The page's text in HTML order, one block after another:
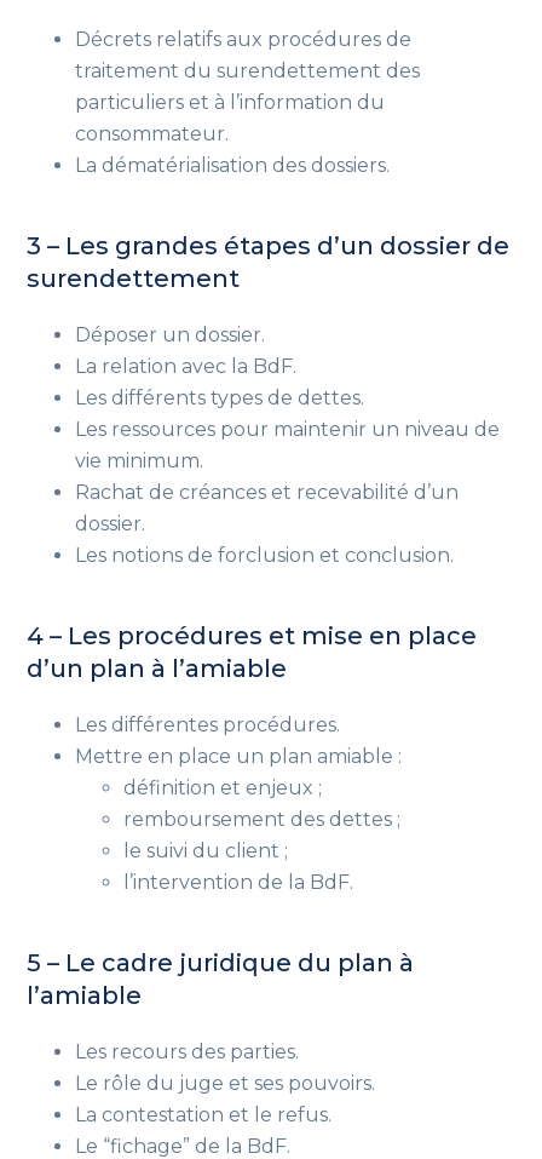
Décrets relatifs aux procédures de
traitement du surendettement des
particuliers et à l’information du
consommateur.
La dématérialisation des dossiers.
3 – Les grandes étapes d’un dossier de
surendettement
Déposer un dossier.
La relation avec la BdF.
Les différents types de dettes.
Les ressources pour maintenir un niveau de
vie minimum.
Rachat de créances et recevabilité d’un
dossier.
Les notions de forclusion et conclusion.
4 – Les procédures et mise en place
d’un plan à l’amiable
Les différentes procédures.
Mettre en place un plan amiable :
définition et enjeux ;
remboursement des dettes ;
le suivi du client ;
l’intervention de la BdF.
5 – Le cadre juridique du plan à
l’amiable
Les recours des parties.
Le rôle du juge et ses pouvoirs.
La contestation et le refus.
Le “fichage” de la BdF.